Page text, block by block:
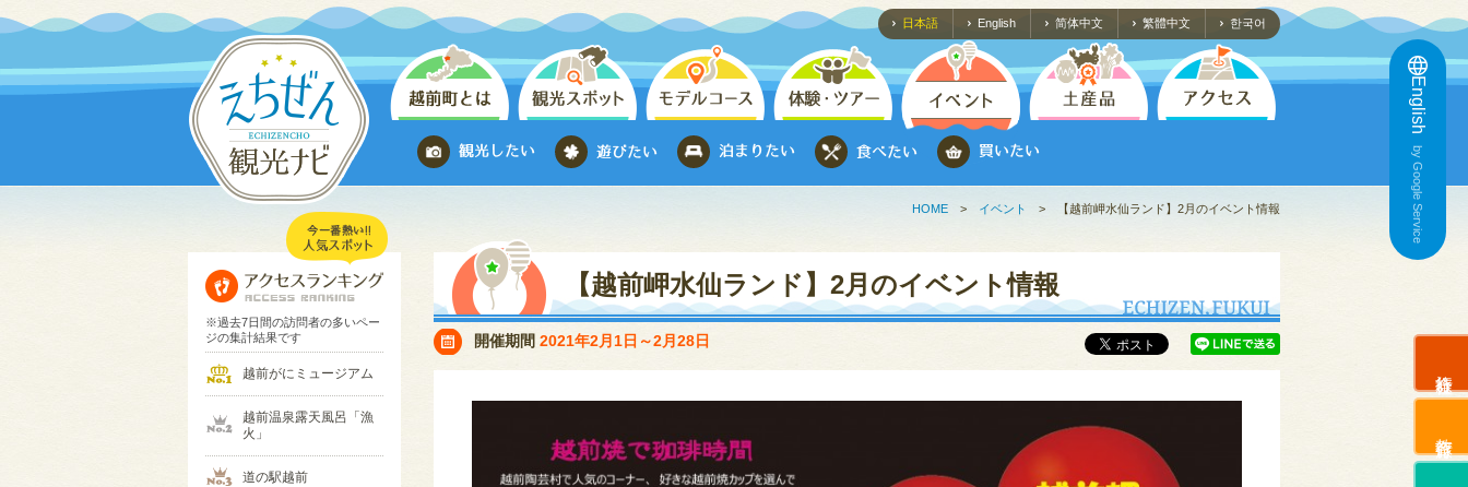
日本語 English 简体中文 繁體中文 한국어
English
by Google Service
HOME > イベント > 【越前岬水仙ランド】2月のイベント情報
※過去7日間の訪問者の多いペー
ジの集計結果です
越前がにミュージアム
越前温泉露天風呂「漁
火」
道の駅越前
【越前岬水仙ランド】2月のイベント情報
開催期間 2021年2月1日～2月28日